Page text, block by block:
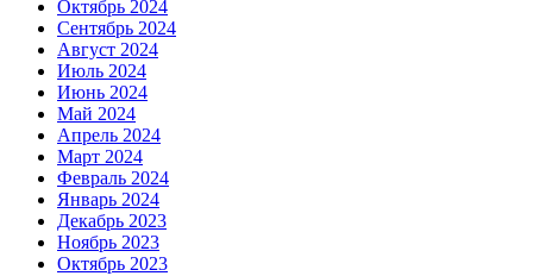
Октябрь 2024
Сентябрь 2024
Август 2024
Июль 2024
Июнь 2024
Май 2024
Апрель 2024
Март 2024
Февраль 2024
Январь 2024
Декабрь 2023
Ноябрь 2023
Октябрь 2023